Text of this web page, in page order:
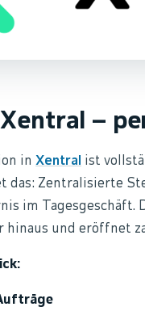
–
in Xentral ist
das: Zentralisierte
im
hinaus und eröffnet